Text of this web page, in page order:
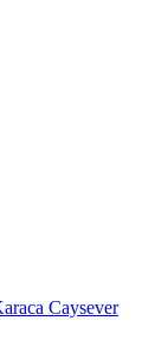
Caysever